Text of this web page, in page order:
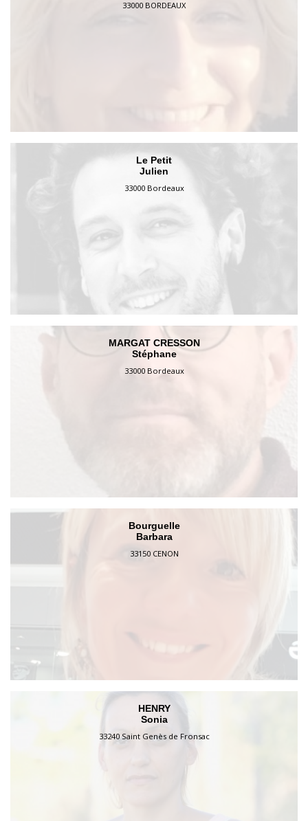
33000 BORDEAUX
Le Petit
Julien
33000 Bordeaux
MARGAT CRESSON
Stéphane
33000 Bordeaux
Bourguelle
Barbara
33150 CENON
HENRY
Sonia
33240 Saint Genès de Fronsac